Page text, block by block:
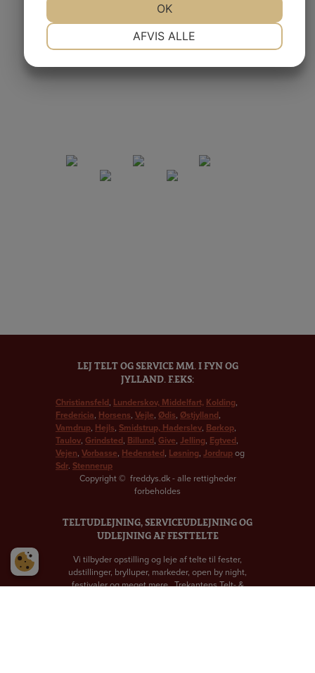
LEJ TELT OG SERVICE MM. I FYN OG
JYLLAND. F.EKS:
Christiansfeld, Lunderskov, Middelfart, Kolding,
Fredericia, Horsens, Vejle, Ødis, Østjylland,
Vamdrup, Hejls, Smidstrup, Haderslev, Børkop,
Taulov, Grindsted, Billund, Give, Jelling, Egtved,
Vejen, Vorbasse, Hedensted, Løsning, Jordrup og
Sdr. Stennerup
Copyright © freddys.dk - alle rettigheder
forbeholdes
TELTUDLEJNING, SERVICEUDLEJNING OG
UDLEJNING AF FESTTELTE
Vi tilbyder opstilling og leje af telte til fester,
udstillinger, brylluper, markeder, open by night,
festivaler og meget mere.. Trekantens Telt- &
AFVIS ALLE
OK